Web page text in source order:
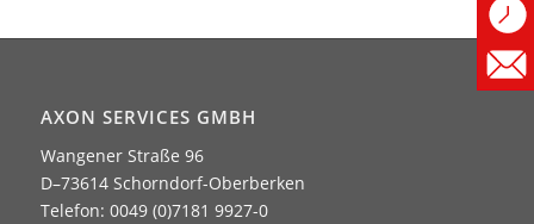
AXON SERVICES GMBH
Wangener Straße 96
D–73614 Schorndorf-Oberberken
Telefon: 0049 (0)7181 9927-0